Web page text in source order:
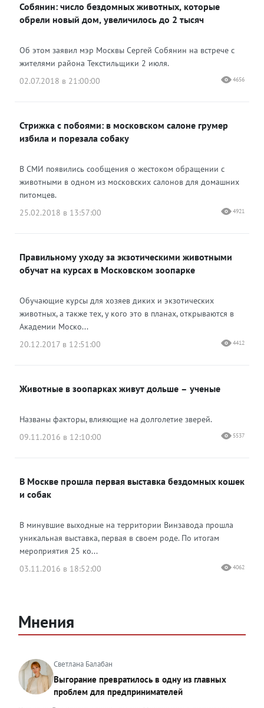
Собянин: число бездомных животных, которые
обрели новый дом, увеличилось до 2 тысяч
Об этом заявил мэр Москвы Сергей Собянин на встрече с
жителями района Текстильщики 2 июля.
02.07.2018 в 21:00:00
4656
Стрижка с побоями: в московском салоне грумер
избила и порезала собаку
В СМИ появились сообщения о жестоком обращении с
животными в одном из московских салонов для домашних
питомцев.
25.02.2018 в 13:57:00
4921
Правильному уходу за экзотическими животными
обучат на курсах в Московском зоопарке
Обучающие курсы для хозяев диких и экзотических
животных, а также тех, у кого это в планах, открываются в
Академии Моско...
20.12.2017 в 12:51:00
4412
Животные в зоопарках живут дольше – ученые
Названы факторы, влияющие на долголетие зверей.
09.11.2016 в 12:10:00
5537
В Москве прошла первая выставка бездомных кошек
и собак
В минувшие выходные на территории Винзавода прошла
уникальная выставка, первая в своем роде. По итогам
мероприятия 25 ко...
03.11.2016 в 18:52:00
4062
Мнения
Светлана Балабан
Выгорание превратилось в одну из главных
проблем для предпринимателей